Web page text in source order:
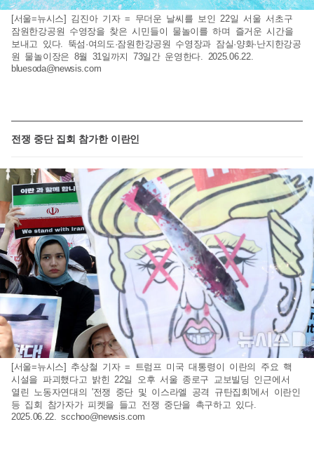
[서울=뉴시스] 김진아 기자 = 무더운 날씨를 보인 22일 서울 서초구
잠원한강공원 수영장을 찾은 시민들이 물놀이를 하며 즐거운 시간을
보내고 있다. 뚝섬·여의도·잠원한강공원 수영장과 잠실·양화·난지한강공
원 물놀이장은 8월 31일까지 73일간 운영한다. 2025.06.22.
bluesoda@newsis.com
전쟁 중단 집회 참가한 이란인
[서울=뉴시스] 추상철 기자 = 트럼프 미국 대통령이 이란의 주요 핵
시설을 파괴했다고 밝힌 22일 오후 서울 종로구 교보빌딩 인근에서
열린 노동자연대의 '전쟁 중단 및 이스라엘 공격 규탄집회'에서 이란인
등 집회 참가자가 피켓을 들고 전쟁 중단을 촉구하고 있다.
2025.06.22.scchoo@newsis.com